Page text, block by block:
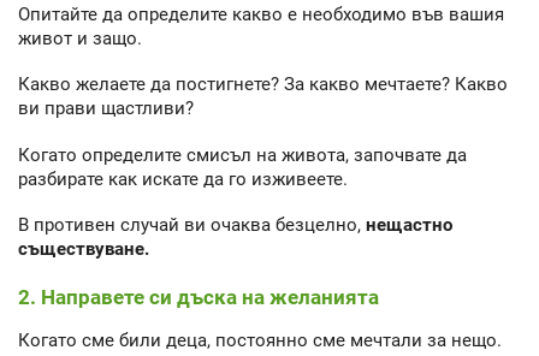
Опитайте да определите какво е необходимо във вашия
живот и защо.
Какво желаете да постигнете? За какво мечтаете? Какво
ви прави щастливи?
Когато определите смисъл на живота, започвате да
разбирате как искате да го изживеете.
В противен случай ви очаква безцелно, нещастно
съществуване.
2. Направете си дъска на желанията
Когато сме били деца, постоянно сме мечтали за нещо.